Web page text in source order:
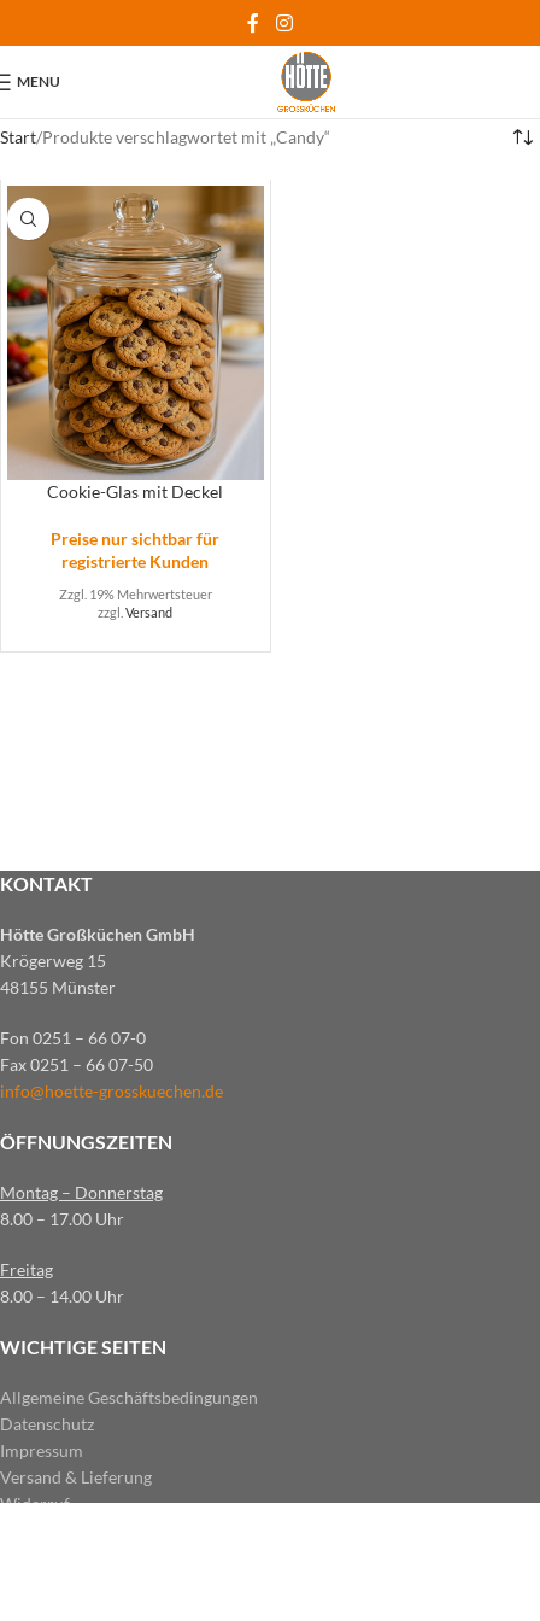
MENU
Start Produkte verschlagwortet mit „Candy“
Cookie-Glas mit Deckel
Preise nur sichtbar für
registrierte Kunden
Zzgl. 19% Mehrwertsteuer
zzgl.Versand
KONTAKT
Hötte Großküchen GmbH
Krögerweg 15
48155 Münster
Fon 0251 – 66 07-0
Fax 0251 – 66 07-50
info@hoette-grosskuechen.de
ÖFFNUNGSZEITEN
Montag – Donnerstag
8.00 – 17.00 Uhr
Freitag
8.00 – 14.00 Uhr
WICHTIGE SEITEN
Allgemeine Geschäftsbedingungen
Datenschutz
Impressum
Versand & Lieferung
Widerruf